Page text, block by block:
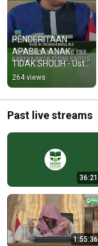
PENDERITAAN
APABILA ANAK
TIDAK SHOLIH - Ustd
Dr. Firanda Andirja.
#ustfirandaandirja
264 views
Past live streams
36:21
1:55:36